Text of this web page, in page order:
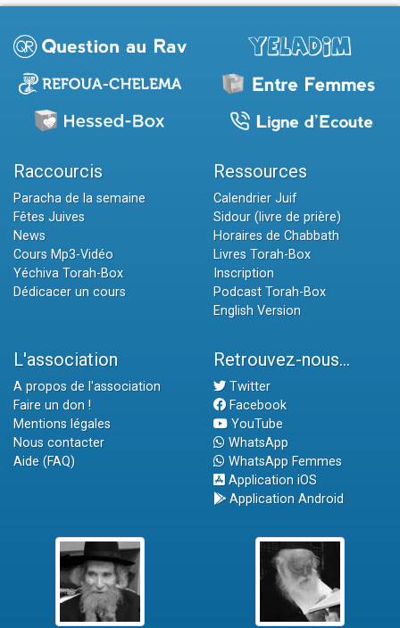
Raccourcis
Paracha de la semaine
Fêtes Juives
News
Cours Mp3-Vidéo
Yéchiva Torah-Box
Dédicacer un cours
Ressources
Calendrier Juif
Sidour (livre de prière)
Horaires de Chabbath
Livres Torah-Box
Inscription
Podcast Torah-Box
English Version
L'association
A propos de l'association
Faire un don !
Mentions légales
Nous contacter
Aide (FAQ)
Retrouvez-nous...
Twitter
Facebook
YouTube
WhatsApp
WhatsApp Femmes
Application iOS
Application Android